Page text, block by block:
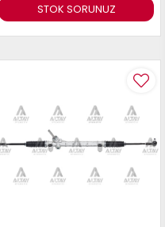
STOK SORUNUZ